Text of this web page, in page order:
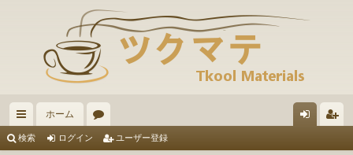
イ
ホーム
検索 ログイン ユーザー登録